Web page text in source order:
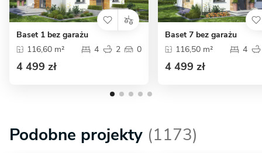
Baset 1 bez garażu
116,60 m²
4 2 0
4 499 zł
Baset 7 bez garażu
116,50 m²
4
4 499 zł
Podobne projekty (1173)